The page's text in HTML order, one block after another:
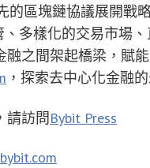
的區塊鏈協議展開戰
多樣化的交易市場
之間架起橋梁，賦
，探索去中心化金融的
請訪問 Bybit Press